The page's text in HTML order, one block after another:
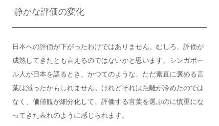
静かな評価の変化
日本への評価が下がったわけではありません。むしろ、評価が
成熟してきたとも言えるのではないかと思います。シンガポー
ル人が日本を語るとき、かつてのような、ただ素直に褒める言
葉は減ったかもしれません。けれどそれは距離が冷めたのでは
なく、価値観が細分化して、評価する言葉を選ぶのに慎重にな
ってきた表れのように感じられます。